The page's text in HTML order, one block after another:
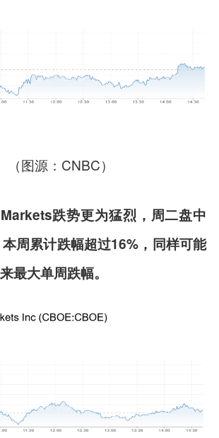
（图源：CNBC）
跌势更为猛烈，周二盘中
周累计跌幅超过16%，同样可能
最大单周跌幅。